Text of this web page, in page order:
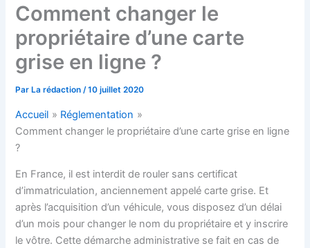
Comment changer le
propriétaire d’une carte
grise en ligne ?
ParLa rédaction /10 juillet 2020
Accueil
Réglementation
Comment changer le propriétaire d’une carte grise en ligne
?
En France, il est interdit de rouler sans certificat
d’immatriculation, anciennement appelé carte grise. Et
après l’acquisition d’un véhicule, vous disposez d’un délai
d’un mois pour changer le nom du propriétaire et y inscrire
le vôtre. Cette démarche administrative se fait en cas de